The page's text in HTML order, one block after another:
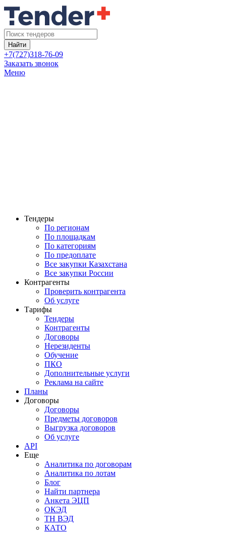
Найти
+7(727)318-76-09
Заказать звонок
Меню
Тендеры
По регионам
По площадкам
По категориям
По предоплате
Все закупки Казахстана
Все закупки России
Контрагенты
Проверить контрагента
Об услуге
Тарифы
Тендеры
Контрагенты
Договоры
Нерезиденты
Обучение
ПКО
Дополнительные услуги
Реклама на сайте
Планы
Договоры
Договоры
Предметы договоров
Выгрузка договоров
Об услуге
API
Еще
Аналитика по договорам
Аналитика по лотам
Блог
Найти партнера
Анкета ЭЦП
ОКЭД
ТН ВЭД
КАТО